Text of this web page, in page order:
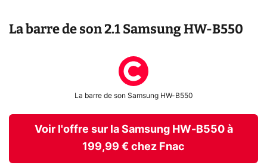
La barre de son 2.1 Samsung HW-B550
La barre de son Samsung HW-B550
Voir l'offre sur la Samsung HW-B550 à
199,99 € chez Fnac